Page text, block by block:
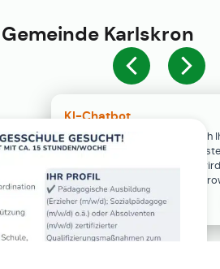
KI-Chatbot
Der KI-Chatbot steht erst nach
Einwilligung in den Cookie-
Verfügung. Der Chat-Verlauf
ausschließlich lokal in Ihrem
gespeichert.
Gemeinde Karlskron